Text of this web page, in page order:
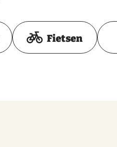
Toon op kaart
Fietsen